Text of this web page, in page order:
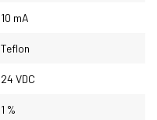
10 mA
Teflon
24 VDC
1 %